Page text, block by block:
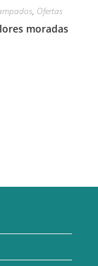
, Ofertas
moradas